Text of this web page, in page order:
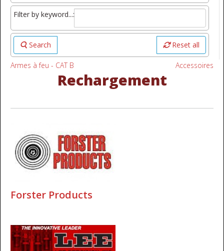
Filter by keyword...:
Search Reset all
Armes à feu - CAT B Accessoires
Rechargement
Forster Products